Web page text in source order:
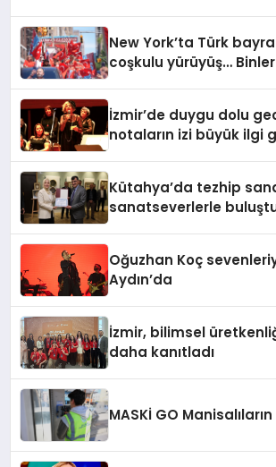
New York’ta Türk
coşkulu yürüyüş…
İzmir’de duygu dolu
notaların izi büyük ilgi
Kütahya’da tezhip
sanatseverlerle
Oğuzhan Koç
Aydın’da
İzmir, bilimsel
daha kanıtladı
MASKİ GO